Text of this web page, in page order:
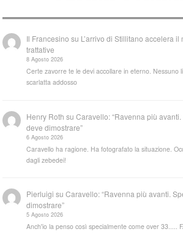
Il Francesino su L’arrivo di Stillitano accelera
trattative
8 Agosto 2026
Certe zavorre te le devi accollare in eterno. Nessuno
scarlatta addosso
Henry Roth suCaravello: “Ravenna più
deve dimostrare”
6 Agosto 2026
Caravello ha ragione. Ha fotografato la situazione.
dagli zebedei!
Pierluigi suCaravello: “Ravenna più avanti.
dimostrare”
5 Agosto 2026
Anch'io la penso così specialmente come over 33.....